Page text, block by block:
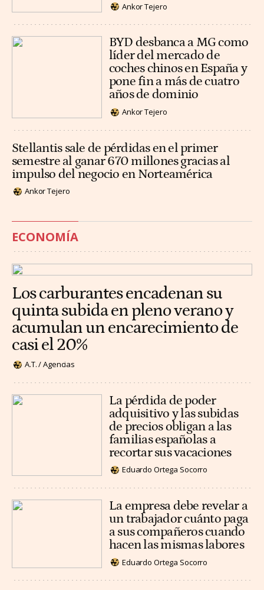
Ankor Tejero
BYD desbanca a MG como
líder del mercado de
coches chinos en España y
pone fin a más de cuatro
años de dominio
Ankor Tejero
Stellantis sale de pérdidas en el primer
semestre al ganar 670 millones gracias al
impulso del negocio en Norteamérica
Ankor Tejero
ECONOMÍA
Los carburantes encadenan su
quinta subida en pleno verano y
acumulan un encarecimiento de
casi el 20%
A.T. / Agencias
La pérdida de poder
adquisitivo y las subidas
de precios obligan a las
familias españolas a
recortar sus vacaciones
Eduardo Ortega Socorro
La empresa debe revelar a
un trabajador cuánto paga
a sus compañeros cuando
hacen las mismas labores
Eduardo Ortega Socorro